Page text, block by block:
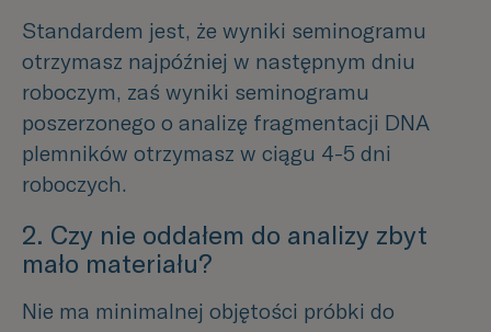
Standardem jest, że wyniki seminogramu
otrzymasz najpóźniej w następnym dniu
roboczym, zaś wyniki seminogramu
poszerzonego o analizę fragmentacji DNA
plemników otrzymasz w ciągu 4-5 dni
roboczych.
2. Czy nie oddałem do analizy zbyt
mało materiału?
Nie ma minimalnej objętości próbki do